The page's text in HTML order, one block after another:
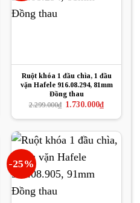
Ruột khóa 1 đầu chìa, 1 đầu
vặn Hafele 916.08.294, 81mm
Đồng thau
2.299.000₫ Giá
là:
1.730.000₫Giá
hiện
tại
1.730.000₫.
-25%